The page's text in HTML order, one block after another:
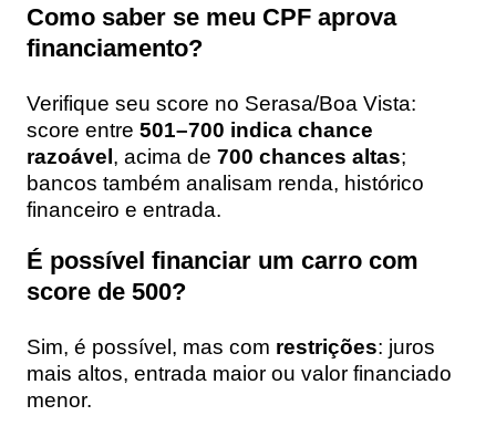
Como saber se meu CPF aprova
financiamento?
Verifique seu score no Serasa/Boa Vista:
score entre 501–700 indica chance
razoável, acima de 700 chances altas;
bancos também analisam renda, histórico
financeiro e entrada.
É possível financiar um carro com
score de 500?
Sim, é possível, mas com restrições: juros
mais altos, entrada maior ou valor financiado
menor.